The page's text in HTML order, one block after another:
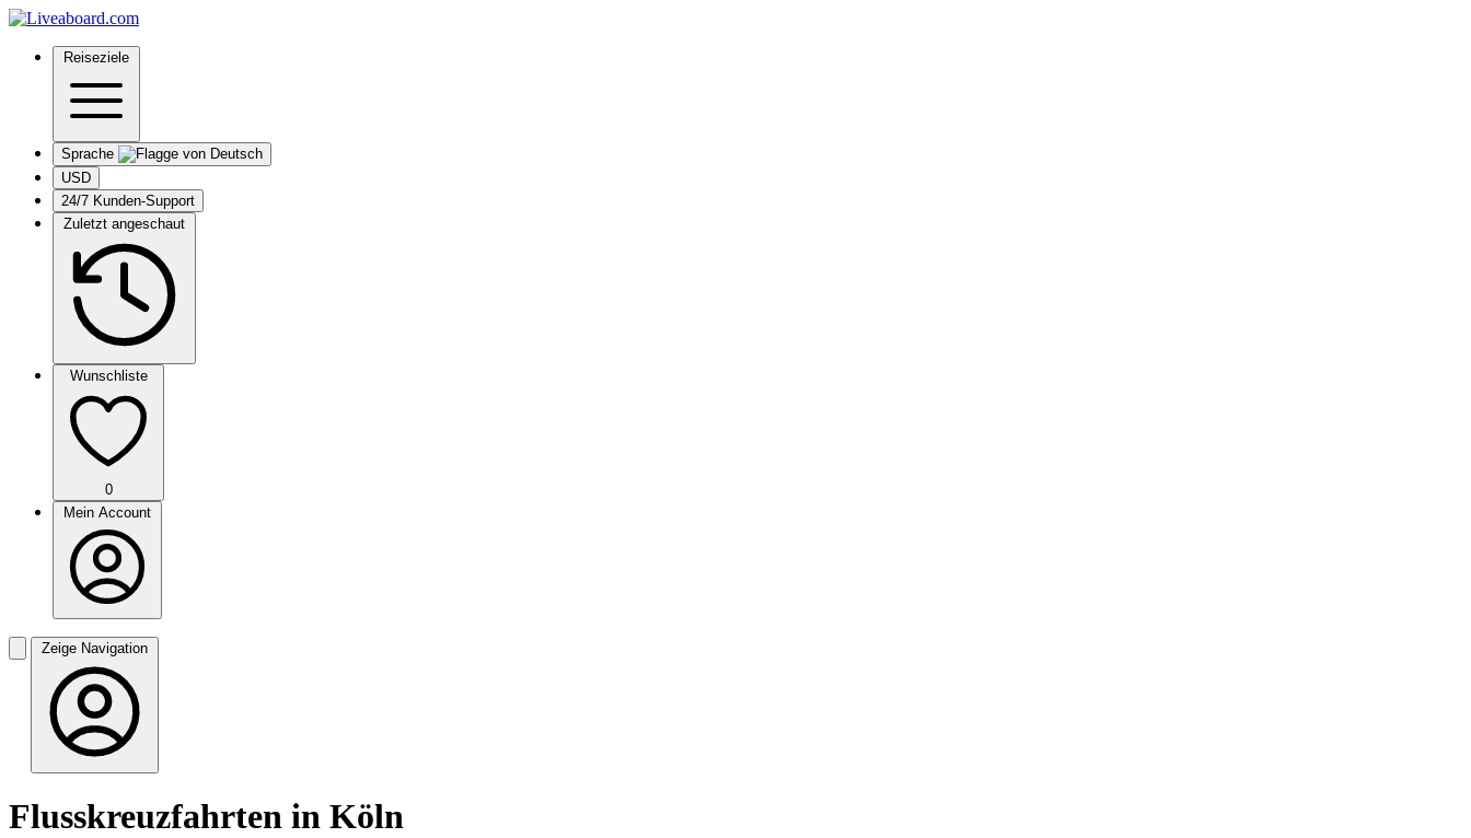
Reiseziele
Sprache
USD
24/7 Kunden-Support
Zuletzt angeschaut
Wunschliste
0
Mein Account
Zeige Navigation
Flusskreuzfahrten in Köln